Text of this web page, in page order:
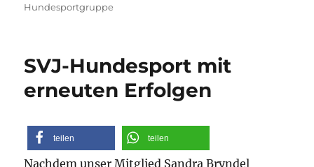
Hundesportgruppe
SVJ-Hundesport mit
erneuten Erfolgen
teilen teilen
Nachdem unser Mitglied Sandra Bryndel